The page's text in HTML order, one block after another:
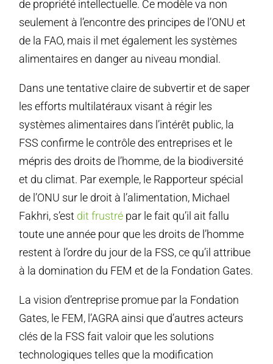
de propriété intellectuelle. Ce modèle va non
seulement à l’encontre des principes de l’ONU et
de la FAO, mais il met également les systèmes
alimentaires en danger au niveau mondial.
Dans une tentative claire de subvertir et de saper
les efforts multilatéraux visant à régir les
systèmes alimentaires dans l’intérêt public, la
FSS confirme le contrôle des entreprises et le
mépris des droits de l’homme, de la biodiversité
et du climat. Par exemple, le Rapporteur spécial
de l’ONU sur le droit à l’alimentation, Michael
Fakhri, s’est dit frustré par le fait qu’il ait fallu
toute une année pour que les droits de l’homme
restent à l’ordre du jour de la FSS, ce qu’il attribue
à la domination du FEM et de la Fondation Gates.
La vision d’entreprise promue par la Fondation
Gates, le FEM, l’AGRA ainsi que d’autres acteurs
clés de la FSS fait valoir que les solutions
technologiques telles que la modification